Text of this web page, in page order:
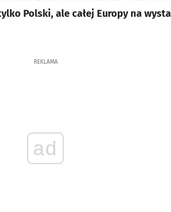
Polski, ale całej Europy na
REKLAMA
ad